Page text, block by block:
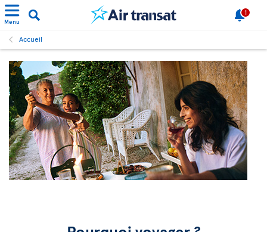
Menu
1
Accueil